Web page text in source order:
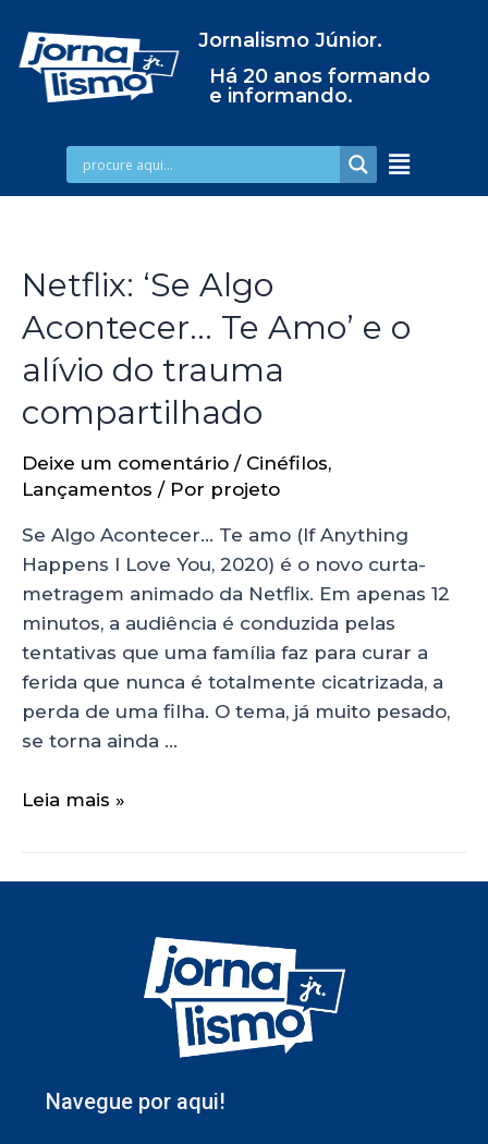
Jornalismo Júnior.
Há 20 anos formando
e informando.
Netflix: ‘Se Algo
Acontecer… Te Amo’ e o
alívio do trauma
compartilhado
Deixe um comentário / Cinéfilos,
Lançamentos / Por projeto
Se Algo Acontecer… Te amo (If Anything
Happens I Love You, 2020) é o novo curta-
metragem animado da Netflix. Em apenas 12
minutos, a audiência é conduzida pelas
tentativas que uma família faz para curar a
ferida que nunca é totalmente cicatrizada, a
perda de uma filha. O tema, já muito pesado,
se torna ainda …
Leia mais »
Navegue por aqui!